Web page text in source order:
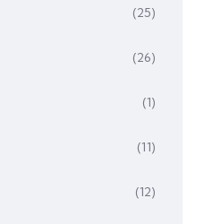
(25)
(26)
(1)
(11)
(12)